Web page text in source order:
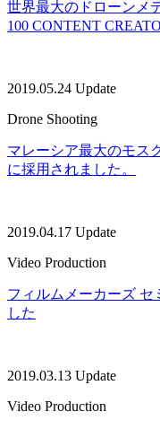
世界最大のドローンメ
100 CONTENT
2019.05.24 Update
Drone Shooting
マレーシア最大のモス
に採用されました。
2019.04.17 Update
Video Production
フィルムメーカーズ セ
した
2019.03.13 Update
Video Production